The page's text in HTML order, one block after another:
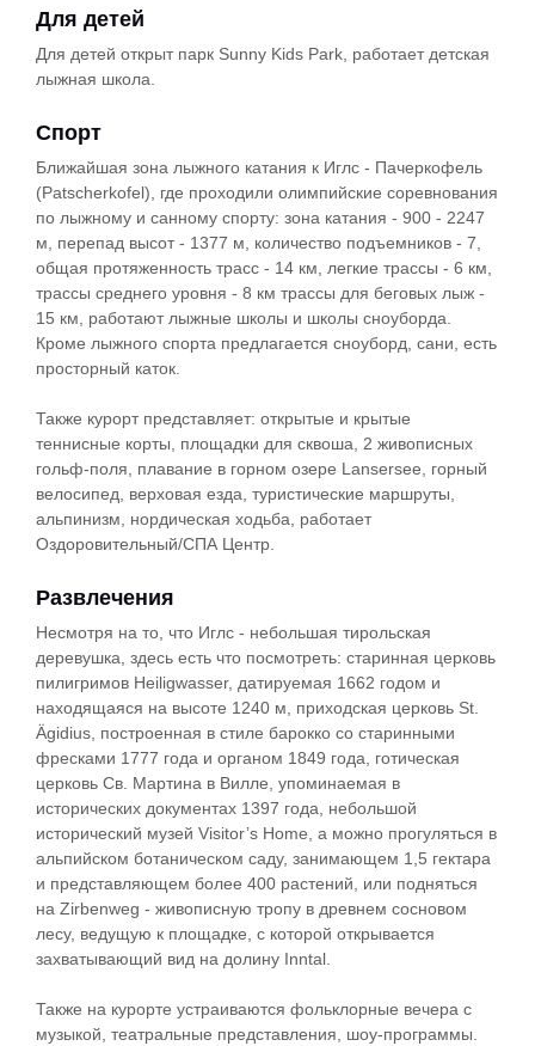
Для детей
Для детей открыт парк Sunny Kids Park, работает детская
лыжная школа.
Спорт
Ближайшая зона лыжного катания к Иглс - Пачеркофель
(Patscherkofel), где проходили олимпийские соревнования
по лыжному и санному спорту: зона катания - 900 - 2247
м, перепад высот - 1377 м, количество подъемников - 7,
общая протяженность трасс - 14 км, легкие трассы - 6 км,
трассы среднего уровня - 8 км трассы для беговых лыж -
15 км, работают лыжные школы и школы сноуборда.
Кроме лыжного спорта предлагается сноуборд, сани, есть
просторный каток.
Также курорт представляет: открытые и крытые
теннисные корты, площадки для сквоша, 2 живописных
гольф-поля, плавание в горном озере Lansersee, горный
велосипед, верховая езда, туристические маршруты,
альпинизм, нордическая ходьба, работает
Оздоровительный/СПА Центр.
Развлечения
Несмотря на то, что Иглс - небольшая тирольская
деревушка, здесь есть что посмотреть: старинная церковь
пилигримов Heiligwasser, датируемая 1662 годом и
находящаяся на высоте 1240 м, приходская церковь St.
Ägidius, построенная в стиле барокко со старинными
фресками 1777 года и органом 1849 года, готическая
церковь Св. Мартина в Вилле, упоминаемая в
исторических документах 1397 года, небольшой
исторический музей Visitor’s Home, а можно прогуляться в
альпийском ботаническом саду, занимающем 1,5 гектара
и представляющем более 400 растений, или подняться
на Zirbenweg - живописную тропу в древнем сосновом
лесу, ведущую к площадке, с которой открывается
захватывающий вид на долину Inntal.
Также на курорте устраиваются фольклорные вечера с
музыкой, театральные представления, шоу-программы.